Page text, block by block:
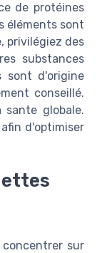
de protéines
éléments sont
privilégiez des
substances
sont d'origine
conseillé.
globale.
afin d'optimiser
sur